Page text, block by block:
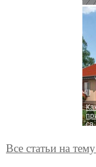
са
Все статьи на